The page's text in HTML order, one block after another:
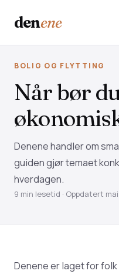
denene
BOLIG OG FLYTTING
Når bør
Denene handler om
guiden gjør temaet
hverdagen.
9 min lesetid · Oppdatert
Denene er laget for